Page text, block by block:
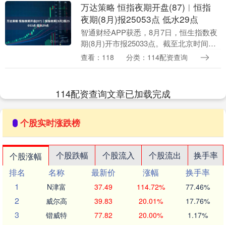
万达策略 恒指夜期开盘(87)︱恒指
夜期(8月)报25053点 低水29点
智通财经APP获悉，8月7日，恒生指数夜
期(8月)开市报25033点。截至北京时间
17:17，恒指夜期(8月)报25053点，升21点
查看：118 分类：114配资查询
114配资查询文章已加载完成
个股实时涨跌榜
个股涨幅 个股跌幅 个股流入 个股流出
换手率
排名
名称 最新价 涨幅
换手率
1
N津富 37.49 114.72% 77.46%
2 威尔高 39.83 20.01% 17.76%
3 锴威特 77.82 20.00% 1.17%